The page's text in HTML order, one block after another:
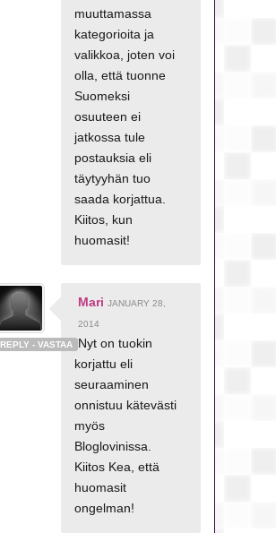
muuttamassa
kategorioita ja
valikkoa, joten voi
olla, että tuonne
Suomeksi
osuuteen ei
jatkossa tule
postauksia eli
täytyyhän tuo
saada korjattua.
Kiitos, kun
huomasit!
REPLY - VASTAA
Mari JANUARY 28,
2014
Nyt on tuokin
korjattu eli
seuraaminen
onnistuu kätevästi
myös
Bloglovinissa.
Kiitos Kea, että
huomasit
ongelman!